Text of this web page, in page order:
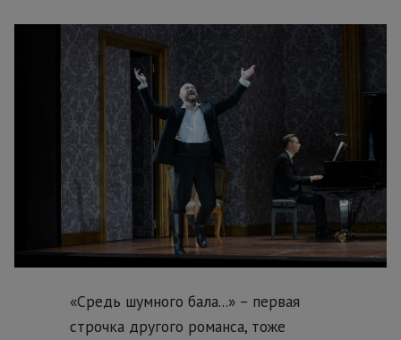
«Средь шумного бала...» – первая
строчка другого романса, тоже